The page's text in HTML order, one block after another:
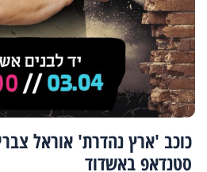
כוכב 'ארץ נהדרת' אוראל
סטנדאפ באשדוד